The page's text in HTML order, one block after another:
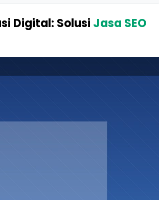
Digital: Solusi Jasa SEO